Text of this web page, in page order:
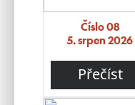
Číslo 08
5. srpen 2026
Přečíst